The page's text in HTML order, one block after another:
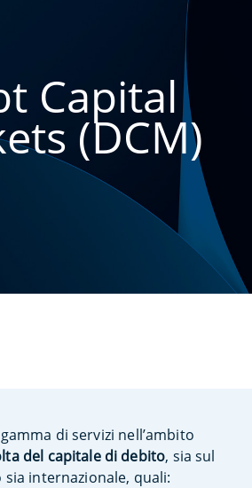
Capital
(DCM)
di servizi nell’ambito
del capitale di debito, sia sul
internazionale, quali: